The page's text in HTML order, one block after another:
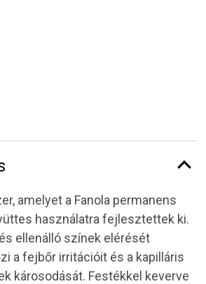
amelyet a Fanola permanens
használatra fejlesztettek ki.
ellenálló színek elérését
a fejbőr irritációit és a kapilláris
károsodását. Festékkel keverve